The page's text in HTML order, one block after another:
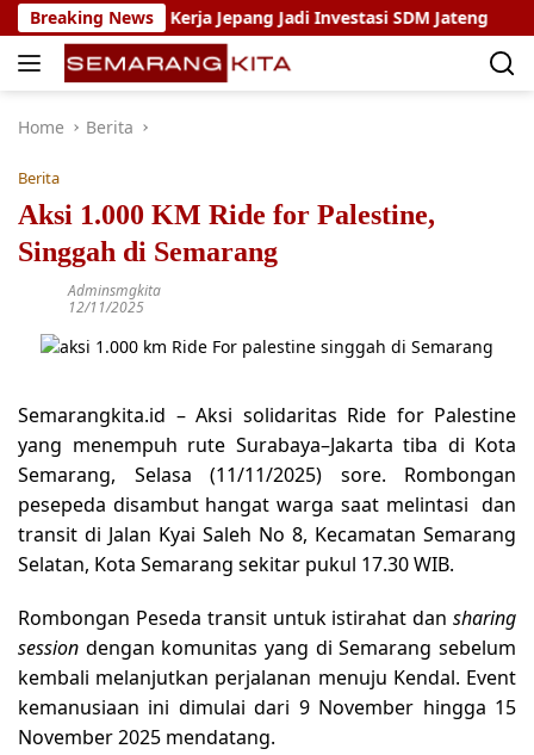
Skip
to
content
Breaking News
Magang Kerja Jepang Jadi Investasi SDM Jateng
Home Berita
Berita
Aksi 1.000 KM Ride for Palestine,
Singgah di Semarang
Adminsmgkita
12/11/2025
Semarangkita.id – Aksi solidaritas Ride for Palestine
yang menempuh rute Surabaya–Jakarta tiba di Kota
Semarang, Selasa (11/11/2025) sore. Rombongan
pesepeda disambut hangat warga saat melintasi dan
transit di Jalan Kyai Saleh No 8, Kecamatan Semarang
Selatan, Kota Semarang sekitar pukul 17.30 WIB.
Rombongan Peseda transit untuk istirahat dan sharing
session dengan komunitas yang di Semarang sebelum
kembali melanjutkan perjalanan menuju Kendal. Event
kemanusiaan ini dimulai dari 9 November hingga 15
November 2025 mendatang.